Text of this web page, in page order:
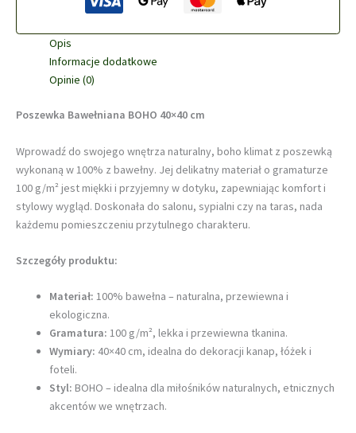
Opis
Informacje dodatkowe
Opinie (0)
Poszewka Bawełniana BOHO 40×40 cm
Wprowadź do swojego wnętrza naturalny, boho klimat z poszewką
wykonaną w 100% z bawełny. Jej delikatny materiał o gramaturze
100 g/m² jest miękki i przyjemny w dotyku, zapewniając komfort i
stylowy wygląd. Doskonała do salonu, sypialni czy na taras, nada
każdemu pomieszczeniu przytulnego charakteru.
Szczegóły produktu:
Materiał: 100% bawełna – naturalna, przewiewna i
ekologiczna.
Gramatura: 100 g/m², lekka i przewiewna tkanina.
Wymiary: 40×40 cm, idealna do dekoracji kanap, łóżek i
foteli.
Styl: BOHO – idealna dla miłośników naturalnych, etnicznych
akcentów we wnętrzach.